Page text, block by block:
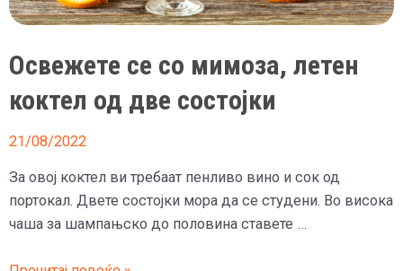
Освежете се со мимоза, летен
коктел од две состојки
21/08/2022
За овој коктел ви требаат пенливо вино и сок од
портокал. Двете состојки мора да се студени. Во висока
чаша за шампањско до половина ставете …